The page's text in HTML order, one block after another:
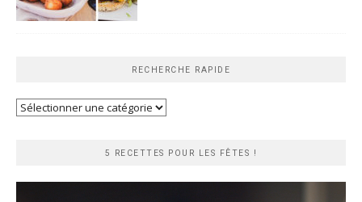
RECHERCHE RAPIDE
Recherche
5 RECETTES POUR LES FÊTES !